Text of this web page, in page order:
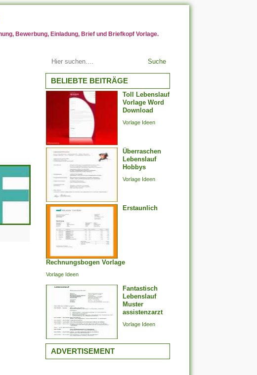
Bewerbung, Einladung, Brief und Briefkopf Vorlage.
Suche
BELIEBTE BEITRÄGE
Toll Lebenslauf
Vorlage Word
Download
Vorlage Ideen
Überraschen
Lebenslauf
Hobbys
Vorlage Ideen
Erstaunlich
Rechnungsbogen Vorlage
Vorlage Ideen
Fantastisch
Lebenslauf
Muster
assistenzarzt
Vorlage Ideen
ADVERTISEMENT